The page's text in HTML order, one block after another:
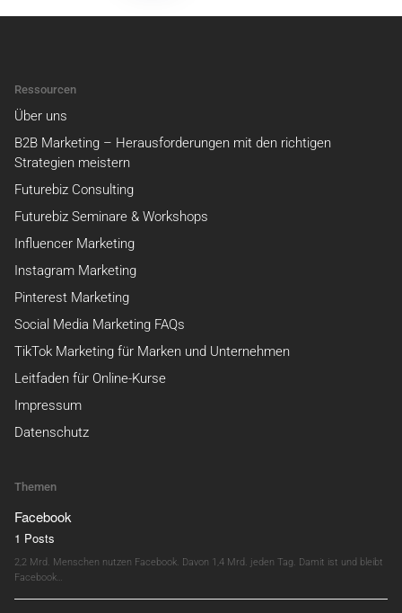
Ressourcen
Über uns
B2B Marketing – Herausforderungen mit den richtigen
Strategien meistern
Futurebiz Consulting
Futurebiz Seminare & Workshops
Influencer Marketing
Instagram Marketing
Pinterest Marketing
Social Media Marketing FAQs
TikTok Marketing für Marken und Unternehmen
Leitfaden für Online-Kurse
Impressum
Datenschutz
Themen
Facebook
1 Posts
2,2 Mrd. Menschen nutzen Facebook. Davon 1,4 Mrd. jeden Tag. Damit ist und bleibt
Facebook…